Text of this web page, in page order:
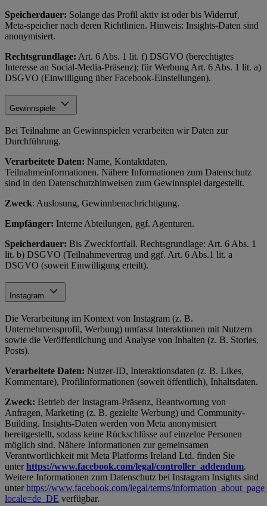
Speicherdauer: Solange das Profil aktiv ist oder bis Widerruf,
Meta-speicher nach deren Richtlinien. Hinweis: Insights-Daten sind
anonymisiert.
Rechtsgrundlage: Art. 6 Abs. 1 lit. f) DSGVO (berechtigtes
Interesse an Social-Media-Präsenz); für Werbung Art. 6 Abs. 1 lit. a)
DSGVO (Einwilligung über Facebook-Einstellungen).
Gewinnspiele
Bei Teilnahme an Gewinnspielen verarbeiten wir Daten zur
Durchführung.
Verarbeitete Daten: Name, Kontaktdaten,
Teilnahmeinformationen. Nähere Informationen zum Datenschutz
sind in den Datenschutzhinweisen zum Gewinnspiel dargestellt.
Zweck: Auslosung, Gewinnbenachrichtigung.
Empfänger: Interne Abteilungen, ggf. Agenturen.
Speicherdauer: Bis Zweckfortfall. Rechtsgrundlage: Art. 6 Abs. 1
lit. b) DSGVO (Teilnahmevertrag und ggf. Art. 6 Abs.1 lit. a
DSGVO (soweit Einwilligung erteilt).
Instagram
Die Verarbeitung im Kontext von Instagram (z. B.
Unternehmensprofil, Werbung) umfasst Interaktionen mit Nutzern
sowie die Veröffentlichung und Analyse von Inhalten (z. B. Stories,
Posts).
Verarbeitete Daten: Nutzer-ID, Interaktionsdaten (z. B. Likes,
Kommentare), Profilinformationen (soweit öffentlich), Inhaltsdaten.
Zweck: Betrieb der Instagram-Präsenz, Beantwortung von
Anfragen, Marketing (z. B. gezielte Werbung) und Community-
Building. Insights-Daten werden von Meta anonymisiert
bereitgestellt, sodass keine Rückschlüsse auf einzelne Personen
möglich sind. Nähere Informationen zur gemeinsamen
Verantwortlichkeit mit Meta Platforms Ireland Ltd. finden Sie
unter https://www.facebook.com/legal/controller_addendum.
Weitere Informationen zum Datenschutz bei Instagram Insights sind
unter https://www.facebook.com/legal/terms/
locale=de_DE verfügbar.